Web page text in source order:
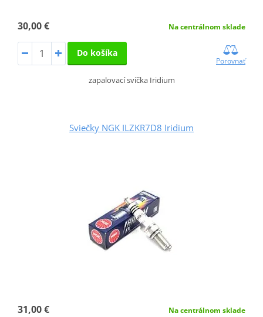
30,00 € Na centrálnom sklade
Do košíka
Porovnať
zapalovací svíčka Iridium
Sviečky NGK ILZKR7D8 Iridium
31,00 € Na centrálnom sklade